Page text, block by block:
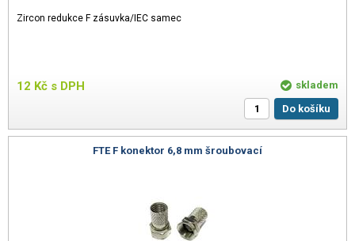
Zircon redukce F zásuvka/IEC samec
12 Kč s DPH
skladem
Do košíku
FTE F konektor 6,8 mm šroubovací